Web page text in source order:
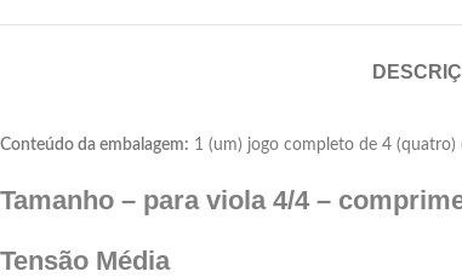
Conteúdo da embalagem: 1 (um) jogo completo de 4 (quatro)
Tamanho – para viola 4/4 –
Tensão Média